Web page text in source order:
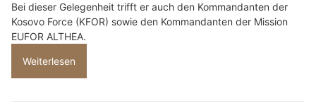
Bei dieser Gelegenheit trifft er auch den Kommandanten der
Kosovo Force (KFOR) sowie den Kommandanten der Mission
EUFOR ALTHEA.
Weiterlesen